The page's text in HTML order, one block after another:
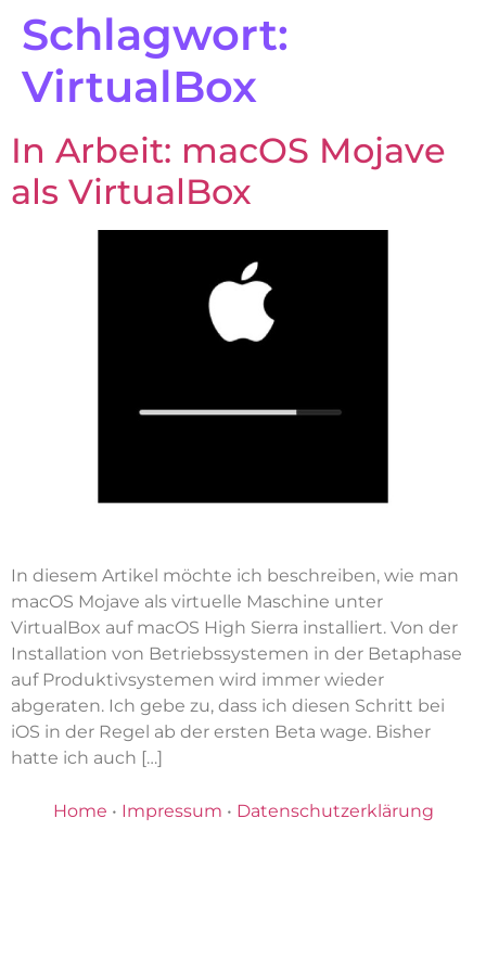
Schlagwort:
VirtualBox
In Arbeit: macOS Mojave
als VirtualBox
In diesem Artikel möchte ich beschreiben, wie man
macOS Mojave als virtuelle Maschine unter
VirtualBox auf macOS High Sierra installiert. Von der
Installation von Betriebssystemen in der Betaphase
auf Produktivsystemen wird immer wieder
abgeraten. Ich gebe zu, dass ich diesen Schritt bei
iOS in der Regel ab der ersten Beta wage. Bisher
hatte ich auch […]
Home • Impressum • Datenschutzerklärung